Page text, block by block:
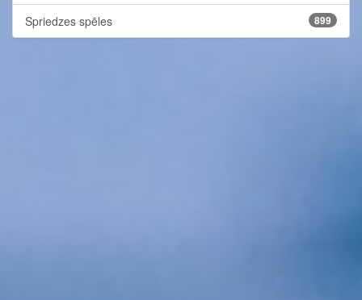
Spriedzes spēles 899